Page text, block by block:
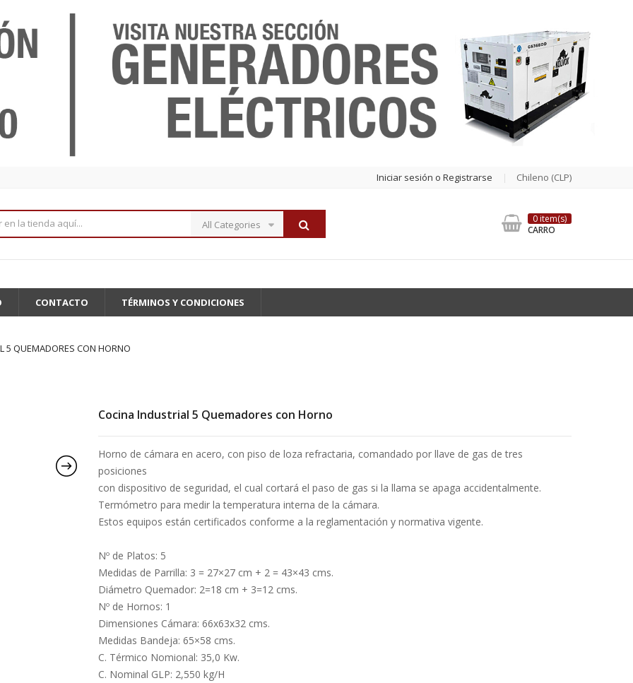
Iniciar sesión o Registrarse Chileno (CLP)
All Categories
0 item(s)
CARRO
CONTACTO TÉRMINOS Y CONDICIONES
5 QUEMADORES CON HORNO
Cocina Industrial 5 Quemadores con Horno
Horno de cámara en acero, con piso de loza refractaria, comandado por llave de gas de tres
posiciones
con dispositivo de seguridad, el cual cortará el paso de gas si la llama se apaga accidentalmente.
Termómetro para medir la temperatura interna de la cámara.
Estos equipos están certificados conforme a la reglamentación y normativa vigente.
Nº de Platos: 5
Medidas de Parrilla: 3 = 27×27 cm + 2 = 43×43 cms.
Diámetro Quemador: 2=18 cm + 3=12 cms.
Nº de Hornos: 1
Dimensiones Cámara: 66x63x32 cms.
Medidas Bandeja: 65×58 cms.
C. Térmico Nomional: 35,0 Kw.
C. Nominal GLP: 2,550 kg/H